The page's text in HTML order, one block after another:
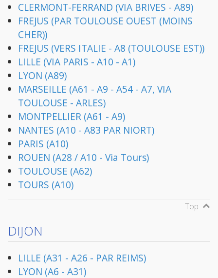
CLERMONT-FERRAND (VIA BRIVES - A89)
FREJUS (PAR TOULOUSE OUEST (MOINS
CHER))
FREJUS (VERS ITALIE - A8 (TOULOUSE EST))
LILLE (VIA PARIS - A10 - A1)
LYON (A89)
MARSEILLE (A61 - A9 - A54 - A7, VIA
TOULOUSE - ARLES)
MONTPELLIER (A61 - A9)
NANTES (A10 - A83 PAR NIORT)
PARIS (A10)
ROUEN (A28 / A10 - Via Tours)
TOULOUSE (A62)
TOURS (A10)
Top
DIJON
LILLE (A31 - A26 - PAR REIMS)
LYON (A6 - A31)